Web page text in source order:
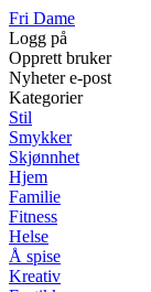
Fri Dame
Logg på
Opprett bruker
Nyheter e-post
Kategorier
Stil
Smykker
Skjønnhet
Hjem
Familie
Fitness
Helse
Å spise
Kreativ